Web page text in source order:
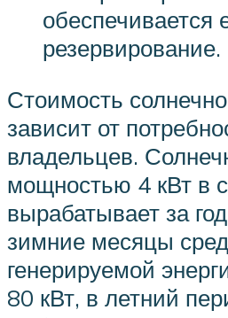
обеспечивается
резервирование.
Стоимость
зависит от
владельцев.
мощностью 4 кВт в
вырабатывает за
зимние месяцы
генерируемой
80 кВт, в летний